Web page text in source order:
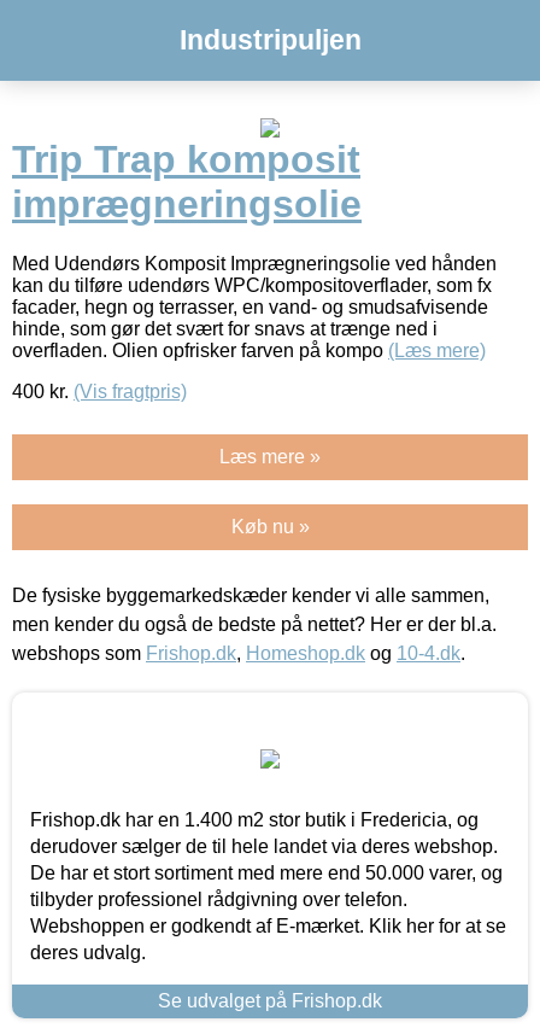
Industripuljen
Trip Trap komposit
imprægneringsolie
Med Udendørs Komposit Imprægneringsolie ved hånden
kan du tilføre udendørs WPC/kompositoverflader, som fx
facader, hegn og terrasser, en vand- og smudsafvisende
hinde, som gør det svært for snavs at trænge ned i
overfladen. Olien opfrisker farven på kompo (Læs mere)
400 kr. (Vis fragtpris)
Læs mere »
Køb nu »
De fysiske byggemarkedskæder kender vi alle sammen,
men kender du også de bedste på nettet? Her er der bl.a.
webshops som Frishop.dk, Homeshop.dk og 10-4.dk.
Frishop.dk har en 1.400 m2 stor butik i Fredericia, og
derudover sælger de til hele landet via deres webshop.
De har et stort sortiment med mere end 50.000 varer, og
tilbyder professionel rådgivning over telefon.
Webshoppen er godkendt af E-mærket. Klik her for at se
deres udvalg.
Se udvalget på Frishop.dk